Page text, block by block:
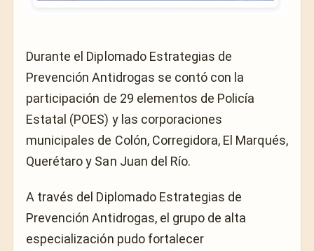
Durante el Diplomado Estrategias de
Prevención Antidrogas se contó con la
participación de 29 elementos de Policía
Estatal (POES) y las corporaciones
municipales de Colón, Corregidora, El Marqués,
Querétaro y San Juan del Río.
A través del Diplomado Estrategias de
Prevención Antidrogas, el grupo de alta
especialización pudo fortalecer